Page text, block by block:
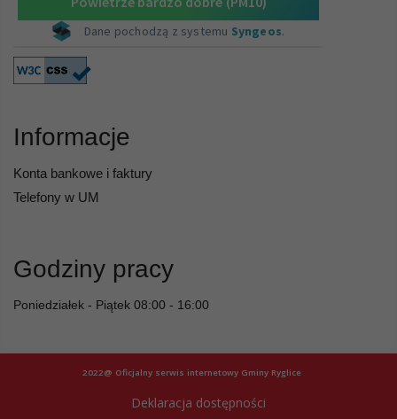
Informacje
Konta bankowe i faktury
Telefony w UM
Godziny pracy
Poniedziałek - Piątek 08:00 - 16:00
2022@ Oficjalny serwis internetowy Gminy Ryglice
Deklaracja dostępności